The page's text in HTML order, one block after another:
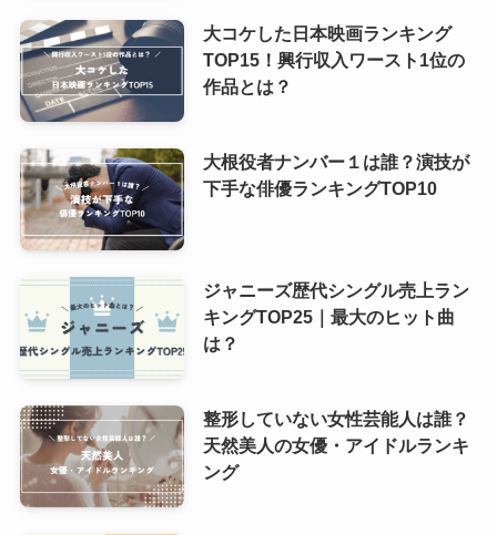
大コケした日本映画ランキング
TOP15！興行収入ワースト1位の
作品とは？
大根役者ナンバー１は誰？演技が
下手な俳優ランキングTOP10
ジャニーズ歴代シングル売上ラン
キングTOP25｜最大のヒット曲
は？
整形していない女性芸能人は誰？
天然美人の女優・アイドルランキ
ング